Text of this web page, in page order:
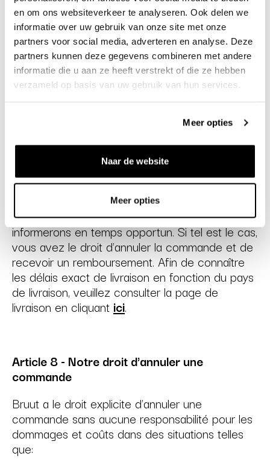
en om ons websiteverkeer te analyseren. Ook delen we
informatie over uw gebruik van onze site met onze
partners voor social media, adverteren en analyse. Deze
partners kunnen deze gegevens combineren met andere
informatie die u aan ze heeft verstrekt of die ze hebben
verzameld op basis van uw gebruik van hun services.
Meer opties
Naar de website
Meer opties
livraison du ou des produits. Lorsque la livraison
du ou des produits est complète, le risque du
produit revient au consommateur.
Sous réserve des responsabilités qui ne
peuvent être légalement exclues par Bruut.
Article 7 - Livraison
Le délai de livraison d'un produit est de 14 jours
ouvrés dans le cas où un produit est en stock.
Si, pour une raison quelconque, ce délai n'est
pas respecté par Bruut, nous vous en
informerons en temps opportun. Si tel est le cas,
vous avez le droit d'annuler la commande et de
recevoir un remboursement. Afin de connaître
les délais exact de livraison en fonction du pays
de livraison, veuillez consulter la page de
livraison en cliquant ici.
Article 8 - Notre droit d'annuler une
commande
Bruut a le droit explicite d'annuler une
commande sans aucune responsabilité pour les
dommages et coûts dans des situations telles
que: